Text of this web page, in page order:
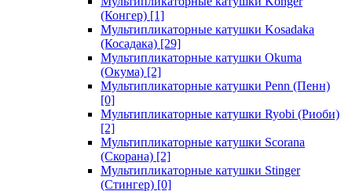
(Конгер) [1]
Мультипликаторные катушки Kosadaka
(Косадака) [29]
Мультипликаторные катушки Okuma
(Окума) [2]
Мультипликаторные катушки Penn (Пенн)
[0]
Мультипликаторные катушки Ryobi (Риоби)
[2]
Мультипликаторные катушки Scorana
(Скорана) [2]
Мультипликаторные катушки Stinger
(Стингер) [0]